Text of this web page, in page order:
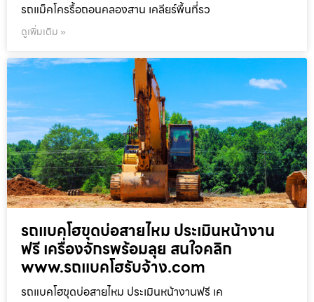
รถแม็คโครรื้อถอนคลองสาน เคลียร์พื้นที่รว
ดูเพิ่มเติม »
รถแบคโฮขุดบ่อสายไหม ประเมินหน้างาน
ฟรี เครื่องจักรพร้อมลุย สนใจคลิก
www.รถแบคโฮรับจ้าง.com
รถแบคโฮขุดบ่อสายไหม ประเมินหน้างานฟรี เค